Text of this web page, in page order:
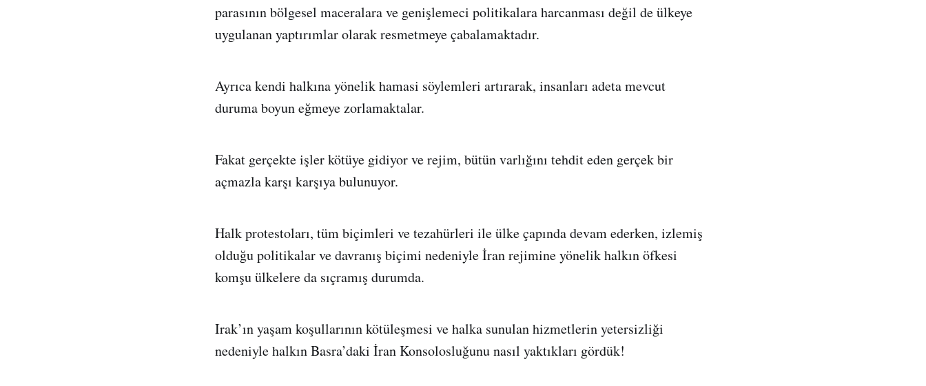
parasının bölgesel maceralara ve genişlemeci politikalara harcanması değil de ülkeye
uygulanan yaptırımlar olarak resmetmeye çabalamaktadır.
Ayrıca kendi halkına yönelik hamasi söylemleri artırarak, insanları adeta mevcut
duruma boyun eğmeye zorlamaktalar.
Fakat gerçekte işler kötüye gidiyor ve rejim, bütün varlığını tehdit eden gerçek bir
açmazla karşı karşıya bulunuyor.
Halk protestoları, tüm biçimleri ve tezahürleri ile ülke çapında devam ederken, izlemiş
olduğu politikalar ve davranış biçimi nedeniyle İran rejimine yönelik halkın öfkesi
komşu ülkelere da sıçramış durumda.
Irak’ın yaşam koşullarının kötüleşmesi ve halka sunulan hizmetlerin yetersizliği
nedeniyle halkın Basra’daki İran Konsolosluğunu nasıl yaktıkları gördük!